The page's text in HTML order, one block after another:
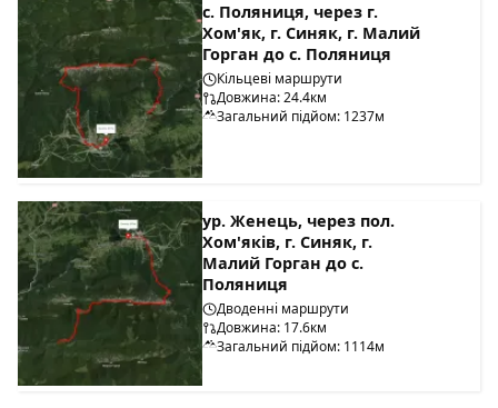
с. Поляниця, через г.
Хом'як, г. Синяк, г. Малий
Горган до с. Поляниця
Кільцеві маршрути
Довжина: 24.4км
Загальний підйом: 1237м
ур. Женець, через пол.
Хом'яків, г. Синяк, г.
Малий Горган до с.
Поляниця
Дводенні маршрути
Довжина: 17.6км
Загальний підйом: 1114м